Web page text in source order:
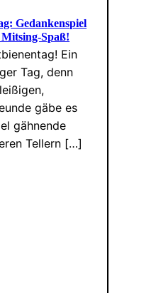
Gedankenspiel
Spaß!
Ein
Tag, denn
gäbe es
gähnende
Tellern […]